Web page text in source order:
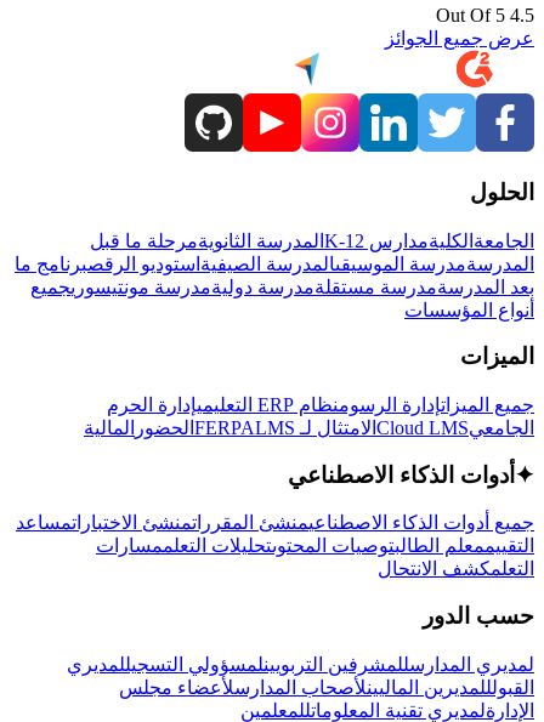
4.5 Out Of 5
عرض جميع الجوائز
الحلول
الجامعة الكليةمدارس K-12 المدرسة الثانويةمرحلة ما قبل
المدرسةمدرسة الموسيقىالمدرسة الصيفية استوديو الرقصبرنامج ما
بعد المدرسةمدرسة مستقلةمدرسة دوليةمدرسة مونتيسوريجميع
أنواع المؤسسات
الميزات
جميع الميزاتإدارة الرسومنظام ERP التعليمي
إدارة الحرم
الجامعيCloud LMS الامتثال لـ FERPA LMS الحضور المالية
✦ أدوات الذكاء الاصطناعي
جميع أدوات الذكاء الاصطناعيمنشئ المقرراتمنشئ الاختباراتمساعد
التقييممعلم الطالبتوصيات المحتوىتحليلات التعلممسارات
التعلمكشف الانتحال
حسب الدور
لمديري المدارسللمشرفين التربويينلمسؤولي التسجيللمديري
القبولللمديرين الماليينلأصحاب المدارسلأعضاء مجلس
الإدارةلمديري تقنية المعلوماتللمعلمين